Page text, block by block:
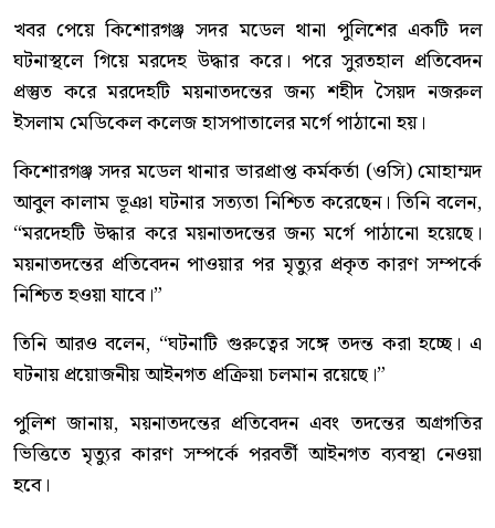
খবর পেয়ে কিশোরগঞ্জ সদর মডেল থানা পুলিশের একটি দল
ঘটনাস্থলে গিয়ে মরদেহ উদ্ধার করে। পরে সুরতহাল প্রতিবেদন
প্রস্তুত করে মরদেহটি ময়নাতদন্তের জন্য শহীদ সৈয়দ নজরুল
ইসলাম মেডিকেল কলেজ হাসপাতালের মর্গে পাঠানো হয়।
কিশোরগঞ্জ সদর মডেল থানার ভারপ্রাপ্ত কর্মকর্তা (ওসি) মোহাম্মদ
আবুল কালাম ভূঞা ঘটনার সত্যতা নিশ্চিত করেছেন। তিনি বলেন,
“মরদেহটি উদ্ধার করে ময়নাতদন্তের জন্য মর্গে পাঠানো হয়েছে।
ময়নাতদন্তের প্রতিবেদন পাওয়ার পর মৃত্যুর প্রকৃত কারণ সম্পর্কে
নিশ্চিত হওয়া যাবে।”
তিনি আরও বলেন, “ঘটনাটি গুরুত্বের সঙ্গে তদন্ত করা হচ্ছে। এ
ঘটনায় প্রয়োজনীয় আইনগত প্রক্রিয়া চলমান রয়েছে।”
পুলিশ জানায়, ময়নাতদন্তের প্রতিবেদন এবং তদন্তের অগ্রগতির
ভিত্তিতে মৃত্যুর কারণ সম্পর্কে পরবর্তী আইনগত ব্যবস্থা নেওয়া
হবে।